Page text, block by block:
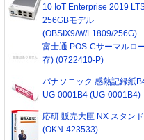
10 IoT Enterprise 2019
256GBモデル
(OBSIX9/W/L1809/256G)
富士通 POS-Cサーマルロ
存) (0722410-P)
パナソニック 感熱記録紙
UG-0001B4 (UG-0001B4)
応研 販売大臣 NX スタン
(OKN-423533)